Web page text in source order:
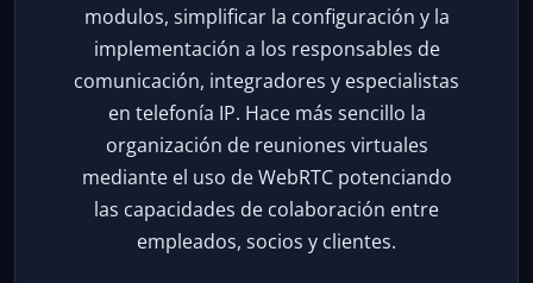
modulos, simplificar la configuración y la
implementación a los responsables de
comunicación, integradores y especialistas
en telefonía IP. Hace más sencillo la
organización de reuniones virtuales
mediante el uso de WebRTC potenciando
las capacidades de colaboración entre
empleados, socios y clientes.